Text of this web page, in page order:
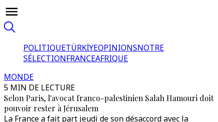
POLITIQUETÜRKİYEOPINIONSNOTRE
SÉLECTIONFRANCEAFRIQUE
MONDE
5 MIN DE LECTURE
Selon Paris, l'avocat franco-palestinien Salah Hamouri doit
pouvoir rester à Jérusalem
La France a fait part jeudi de son désaccord avec la